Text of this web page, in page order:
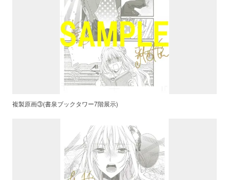
複製原画③(書泉ブックタワー7階展示)